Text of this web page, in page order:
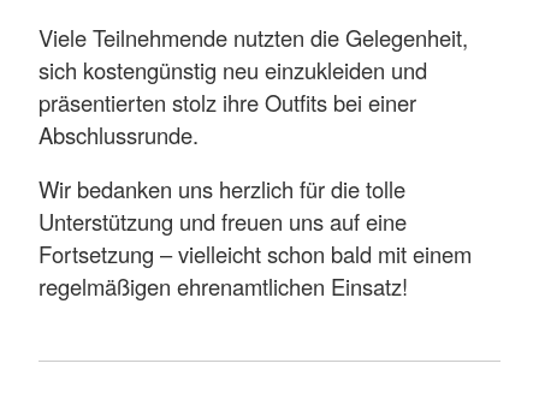
Viele Teilnehmende nutzten die Gelegenheit,
sich kostengünstig neu einzukleiden und
präsentierten stolz ihre Outfits bei einer
Abschlussrunde.
Wir bedanken uns herzlich für die tolle
Unterstützung und freuen uns auf eine
Fortsetzung – vielleicht schon bald mit einem
regelmäßigen ehrenamtlichen Einsatz!